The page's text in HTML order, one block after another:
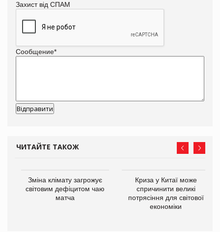
Захист від СПАМ
Сообщение*
ЧИТАЙТЕ ТАКОЖ
Зміна клімату загрожує
світовим дефіцитом чаю
матча
Криза у Китаї може
спричинити великі
потрясіння для світової
економіки